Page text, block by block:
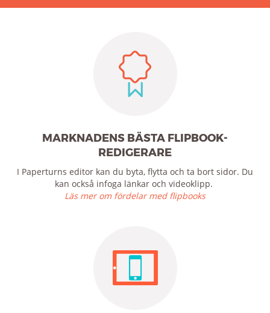
MARKNADENS BÄSTA FLIPBOOK-
REDIGERARE
I Paperturns editor kan du byta, flytta och ta bort sidor. Du
kan också infoga länkar och videoklipp.
Läs mer om fördelar med flipbooks